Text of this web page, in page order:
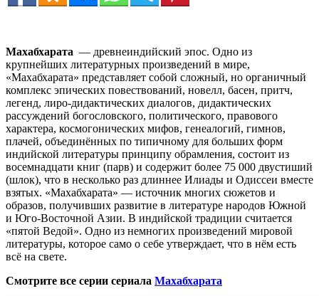
Махабхарата — древнеиндийский эпос. Одно из
крупнейших литературных произведений в мире,
«Махабхарата» представляет собой сложный, но органичный
комплекс эпических повествований, новелл, басен, притч,
легенд, лиро-дидактических диалогов, дидактических
рассуждений богословского, политического, правового
характера, космогонических мифов, генеалогий, гимнов,
плачей, объединённых по типичному для больших форм
индийской литературы принципу обрамления, состоит из
восемнадцати книг (парв) и содержит более 75 000 двустиший
(шлок), что в несколько раз длиннее Илиады и Одиссеи вместе
взятых. «Махабхарата» — источник многих сюжетов и
образов, получивших развитие в литературе народов Южной
и Юго-Восточной Азии. В индийской традиции считается
«пятой Ведой». Одно из немногих произведений мировой
литературы, которое само о себе утверждает, что в нём есть
всё на свете.
Смотрите все серии сериала Махабхарата